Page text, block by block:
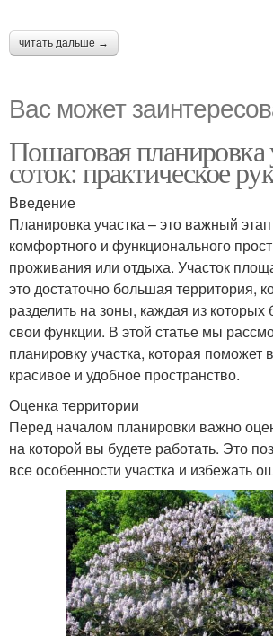
читать дальше →
Вас может
Пошаговая планировка
соток: практическое
Введение
Планировка участка – это важный
комфортного и функционального
проживания или отдыха. Участок
это достаточно большая территория,
разделить на зоны, каждая из которых
свои функции. В этой статье мы
планировку участка, которая поможет
красивое и удобное пространство.
Оценка территории
Перед началом планировки важно
на которой вы будете работать. Это
все особенности участка и избежать